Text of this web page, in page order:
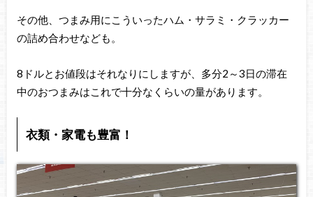
その他、つまみ用にこういったハム・サラミ・クラッカー
の詰め合わせなども。
8ドルとお値段はそれなりにしますが、多分2～3日の滞在
中のおつまみはこれで十分なくらいの量があります。
衣類・家電も豊富！